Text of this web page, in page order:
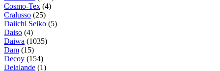
Cosmo-Tex (4)
Cralusso (25)
Daiichi Seiko (5)
Daiso (4)
Daiwa (1035)
Dam (15)
Decoy (154)
Delalande (1)